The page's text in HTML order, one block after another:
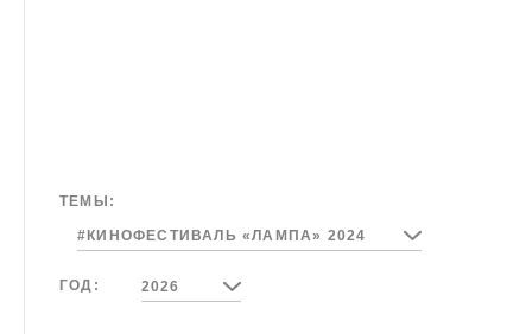
ТЕМЫ:
#КИНОФЕСТИВАЛЬ «ЛАМПА» 2024
ГОД: 2026